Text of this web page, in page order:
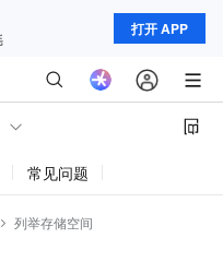
打开 APP
常见问题
列举存储空间